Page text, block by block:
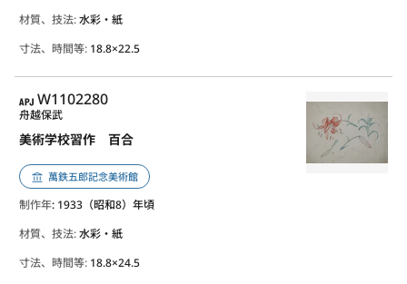
材質、技法:水彩・紙
寸法、時間等: 18.8×22.5
APJ
W1102280
美術学校習作 百合
舟越保武
萬鉄五郎記念美術館
制作年: 1933（昭和8）年頃
材質、技法:水彩・紙
寸法、時間等: 18.8×24.5